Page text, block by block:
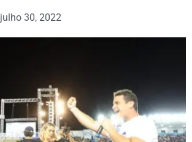
julho 30, 2022